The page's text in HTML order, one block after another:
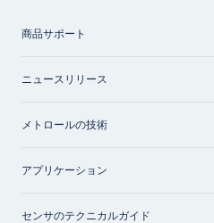
商品サポート
ニュースリリース
メトロールの技術
アプリケーション
センサのテクニカルガイド